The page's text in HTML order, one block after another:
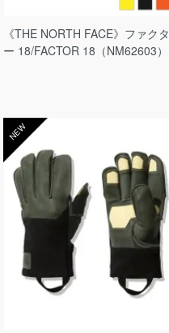
《THE NORTH FACE》ファクタ
ー 18/FACTOR 18（NM62603）
NEW